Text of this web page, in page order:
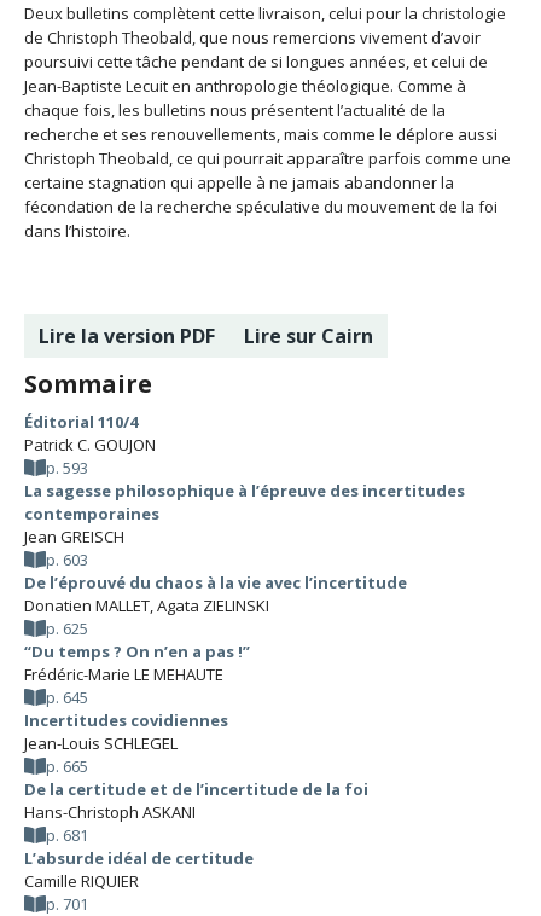
Deux bulletins complètent cette livraison, celui pour la christologie
de Christoph Theobald, que nous remercions vivement d’avoir
poursuivi cette tâche pendant de si longues années, et celui de
Jean-Baptiste Lecuit en anthropologie théologique. Comme à
chaque fois, les bulletins nous présentent l’actualité de la
recherche et ses renouvellements, mais comme le déplore aussi
Christoph Theobald, ce qui pourrait apparaître parfois comme une
certaine stagnation qui appelle à ne jamais abandonner la
fécondation de la recherche spéculative du mouvement de la foi
dans l’histoire.
Lire la version PDF Lire sur Cairn
Sommaire
Éditorial 110/4
Patrick C. GOUJON
p. 593
La sagesse philosophique à l’épreuve des incertitudes
contemporaines
Jean GREISCH
p. 603
De l’éprouvé du chaos à la vie avec l’incertitude
Donatien MALLET,Agata ZIELINSKI
p. 625
“Du temps ? On n’en a pas !”
Frédéric-Marie LE MEHAUTE
p. 645
Incertitudes covidiennes
Jean-Louis SCHLEGEL
p. 665
De la certitude et de l’incertitude de la foi
Hans-Christoph ASKANI
p. 681
L’absurde idéal de certitude
Camille RIQUIER
p. 701